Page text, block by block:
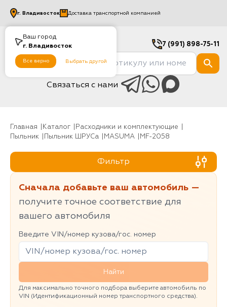
Ваш город
г. Владивосток
Все верно Выбрать другой
г. Владивосток Доставка транспортной компанией
7 (991) 898-75-11
Связаться с нами
Главная Каталог
Расходники и комплектующие
Пыльник
Пыльник ШРУСа MASUMA MF-2058
Фильтр
Сначала добавьте ваш автомобиль —
получите точное соответствие для
вашего автомобиля
Введите VIN/номер кузова/гос. номер
Найти
Для максимально точного подбора выберите автомобиль по
VIN (Идентификационный номер транспортного средства).